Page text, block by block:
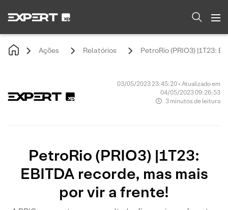
Ações Relatórios PetroRio (PRIO3) |1T23:
03/05/2023 23:45:20 • Atualizado em
04/05/2023 09:26:53
3 minutos de leitura
PetroRio (PRIO3) |1T23:
EBITDA recorde, mas mais
por vir a frente!